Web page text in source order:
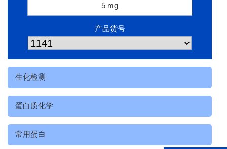
5 mg
产品货号
生化检测
蛋白质化学
常用蛋白